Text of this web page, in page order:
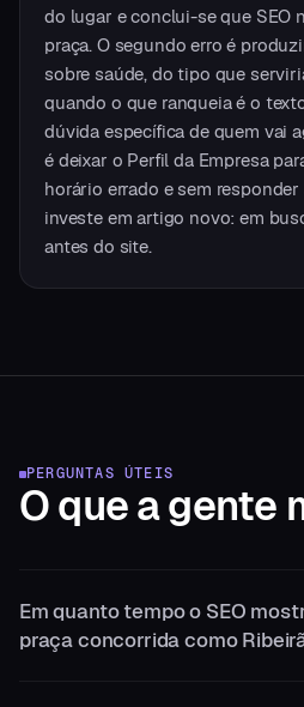
do lugar e conclui-se que SEO
praça. O segundo erro é
sobre saúde, do tipo que
quando o que ranqueia é o
dúvida específica de quem vai
é deixar o Perfil da Empresa
horário errado e sem
investe em artigo novo: em
antes do site.
PERGUNTAS ÚTEIS
O que a gente
Em quanto tempo o SEO
praça concorrida como